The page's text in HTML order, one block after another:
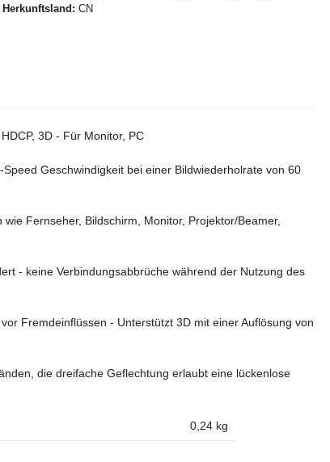
Herkunftsland
CN
3D - Für Monitor, PC
Geschwindigkeit bei einer Bildwiederholrate von 60
Fernseher, Bildschirm, Monitor, Projektor/Beamer,
- keine Verbindungsabbrüche während der Nutzung des
Fremdeinflüssen - Unterstützt 3D mit einer Auflösung von
die dreifache Geflechtung erlaubt eine lückenlose
0,24 kg